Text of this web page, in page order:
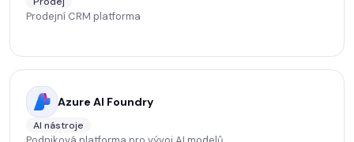
Prodejní CRM platforma
Azure AI Foundry
AI nástroje